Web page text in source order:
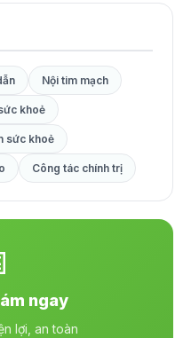
Nội tim mạch
khoẻ
sức khoẻ
Công tác chính trị
ngay
lợi, an toàn